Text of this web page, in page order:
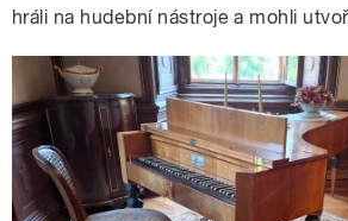
hráli na hudební nástroje a mohli